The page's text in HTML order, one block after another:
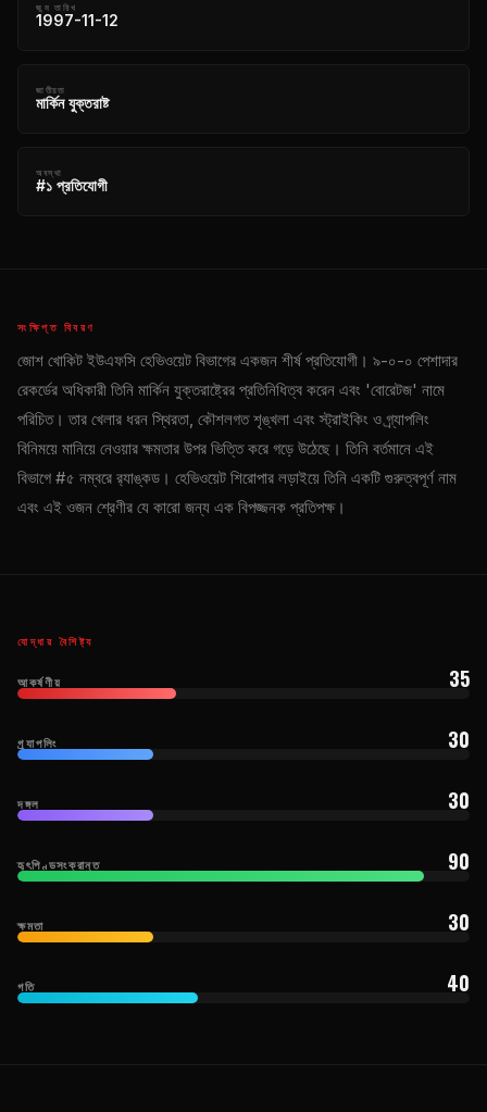
জন্ম তারিখ
1997-11-12
জাতীয়তা
মার্কিন যুক্তরাষ্ট
অবস্থা
#১ প্রতিযোগী
সংক্ষিপ্ত বিবরণ
জোশ খোকিট ইউএফসি হেভিওয়েট বিভাগের একজন শীর্ষ প্রতিযোগী। ৯-০-০ পেশাদার
রেকর্ডের অধিকারী তিনি মার্কিন যুক্তরাষ্ট্রের প্রতিনিধিত্ব করেন এবং 'বোরেটজ' নামে
পরিচিত। তার খেলার ধরন স্থিরতা, কৌশলগত শৃঙ্খলা এবং স্ট্রাইকিং ও গ্র্যাপলিং
বিনিময়ে মানিয়ে নেওয়ার ক্ষমতার উপর ভিত্তি করে গড়ে উঠেছে। তিনি বর্তমানে এই
বিভাগে #৫ নম্বরে র‍্যাঙ্কড। হেভিওয়েট শিরোপার লড়াইয়ে তিনি একটি গুরুত্বপূর্ণ নাম
এবং এই ওজন শ্রেণীর যে কারো জন্য এক বিপজ্জনক প্রতিপক্ষ।
যোদ্ধার বৈশিষ্ট্য
আকর্ষণীয় 35
গ্র্যাপলিং 30
দঙ্গল 30
হৃৎপিণ্ডসংক্রান্ত 90
ক্ষমতা 30
গতি 40